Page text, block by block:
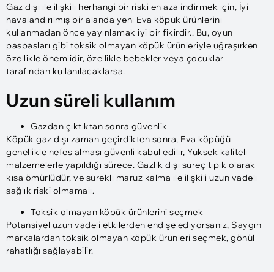
Gaz dışı ile ilişkili herhangi bir riski en aza indirmek için, İyi
havalandırılmış bir alanda yeni Eva köpük ürünlerini
kullanmadan önce yayınlamak iyi bir fikirdir.. Bu, oyun
paspasları gibi toksik olmayan köpük ürünleriyle uğraşırken
özellikle önemlidir, özellikle bebekler veya çocuklar
tarafından kullanılacaklarsa.
Uzun süreli kullanım
Gazdan çıktıktan sonra güvenlik
Köpük gaz dışı zaman geçirdikten sonra, Eva köpüğü
genellikle nefes alması güvenli kabul edilir, Yüksek kaliteli
malzemelerle yapıldığı sürece. Gazlık dışı süreç tipik olarak
kısa ömürlüdür, ve sürekli maruz kalma ile ilişkili uzun vadeli
sağlık riski olmamalı.
Toksik olmayan köpük ürünlerini seçmek
Potansiyel uzun vadeli etkilerden endişe ediyorsanız, Saygın
markalardan toksik olmayan köpük ürünleri seçmek, gönül
rahatlığı sağlayabilir.